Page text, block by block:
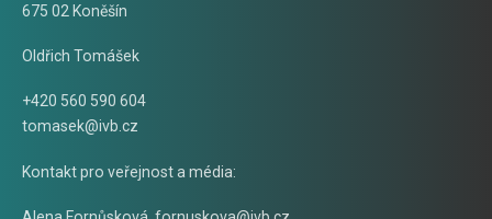
675 02 Koněšín
Oldřich Tomášek
+420 560 590 604
tomasek@ivb.cz
Kontakt pro veřejnost a média: